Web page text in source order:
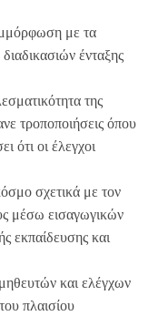
με τα
ένταξης
της
τροποποιήσεις όπου
ότι οι έλεγχοι
σχετικά με τον
μέσω εισαγωγικών
εκπαίδευσης και
και ελέγχων
πλαισίου